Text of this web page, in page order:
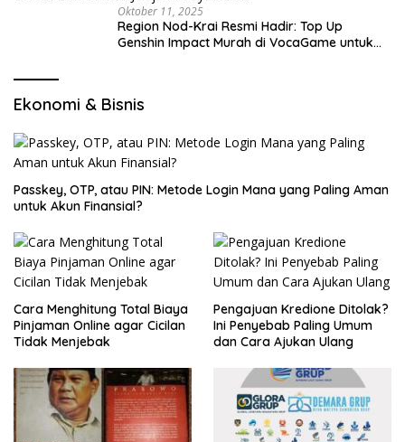
Oktober 11, 2025
Region Nod-Krai Resmi Hadir: Top Up
Genshin Impact Murah di VocaGame untuk
Ekonomi & Bisnis
Passkey, OTP, atau PIN: Metode Login Mana yang Paling Aman
untuk Akun Finansial?
Cara Menghitung Total Biaya
Pinjaman Online agar Cicilan
Tidak Menjebak
Pengajuan Kredione Ditolak?
Ini Penyebab Paling Umum
dan Cara Ajukan Ulang